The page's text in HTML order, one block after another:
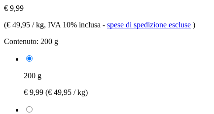
€ 9,99
(€ 49,95 / kg, IVA 10% inclusa - spese di spedizione escluse )
Contenuto: 200 g
200 g
€ 9,99 (€ 49,95 / kg)